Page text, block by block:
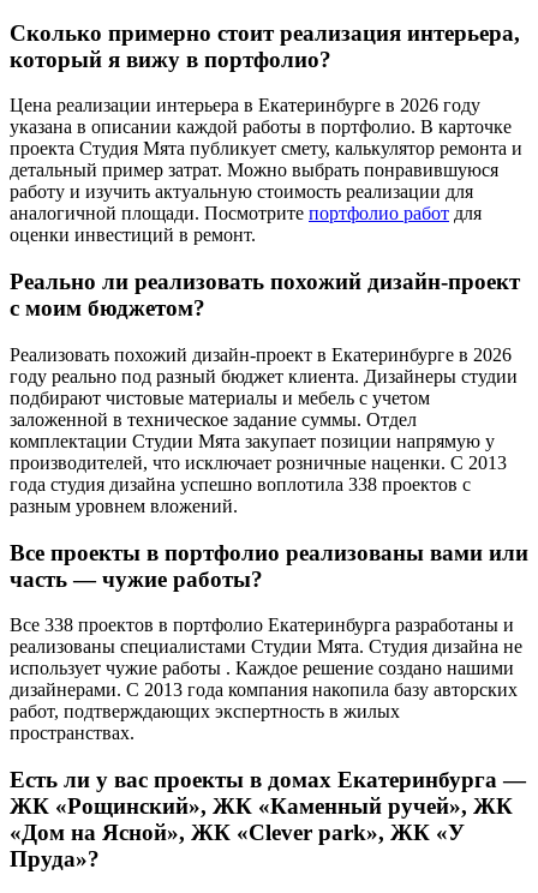
Сколько примерно стоит реализация интерьера,
который я вижу в портфолио?
Цена реализации интерьера в Екатеринбурге в 2026 году
указана в описании каждой работы в портфолио. В карточке
проекта Студия Мята публикует смету, калькулятор ремонта и
детальный пример затрат. Можно выбрать понравившуюся
работу и изучить актуальную стоимость реализации для
аналогичной площади. Посмотрите портфолио работ для
оценки инвестиций в ремонт.
Реально ли реализовать похожий дизайн-проект
с моим бюджетом?
Реализовать похожий дизайн-проект в Екатеринбурге в 2026
году реально под разный бюджет клиента. Дизайнеры студии
подбирают чистовые материалы и мебель с учетом
заложенной в техническое задание суммы. Отдел
комплектации Студии Мята закупает позиции напрямую у
производителей, что исключает розничные наценки. С 2013
года студия дизайна успешно воплотила 338 проектов с
разным уровнем вложений.
Все проекты в портфолио реализованы вами или
часть — чужие работы?
Все 338 проектов в портфолио Екатеринбурга разработаны и
реализованы специалистами Студии Мята. Студия дизайна не
использует чужие работы . Каждое решение создано нашими
дизайнерами. С 2013 года компания накопила базу авторских
работ, подтверждающих экспертность в жилых
пространствах.
Есть ли у вас проекты в домах Екатеринбурга —
ЖК «Рощинский», ЖК «Каменный ручей», ЖК
«Дом на Ясной», ЖК «Clever park», ЖК «У
Пруда»?